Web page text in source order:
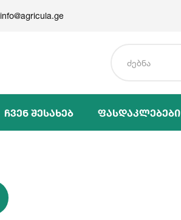
info@agricula.ge
Ჩვენ Შესახებ Ფასდაკლებები